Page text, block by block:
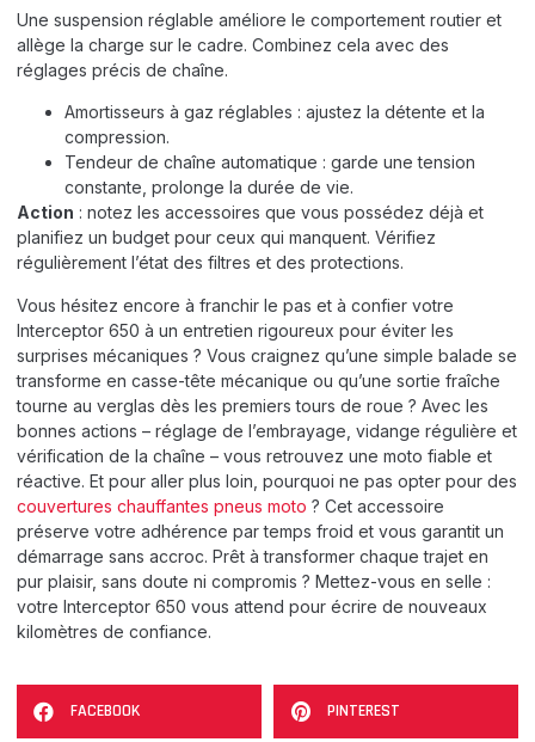
Une suspension réglable améliore le comportement routier et
allège la charge sur le cadre. Combinez cela avec des
réglages précis de chaîne.
Amortisseurs à gaz réglables : ajustez la détente et la
compression.
Tendeur de chaîne automatique : garde une tension
constante, prolonge la durée de vie.
Action : notez les accessoires que vous possédez déjà et
planifiez un budget pour ceux qui manquent. Vérifiez
régulièrement l’état des filtres et des protections.
Vous hésitez encore à franchir le pas et à confier votre
Interceptor 650 à un entretien rigoureux pour éviter les
surprises mécaniques ? Vous craignez qu’une simple balade se
transforme en casse-tête mécanique ou qu’une sortie fraîche
tourne au verglas dès les premiers tours de roue ? Avec les
bonnes actions – réglage de l’embrayage, vidange régulière et
vérification de la chaîne – vous retrouvez une moto fiable et
réactive. Et pour aller plus loin, pourquoi ne pas opter pour des
couvertures chauffantes pneus moto ? Cet accessoire
préserve votre adhérence par temps froid et vous garantit un
démarrage sans accroc. Prêt à transformer chaque trajet en
pur plaisir, sans doute ni compromis ? Mettez-vous en selle :
votre Interceptor 650 vous attend pour écrire de nouveaux
kilomètres de confiance.
FACEBOOK PINTEREST